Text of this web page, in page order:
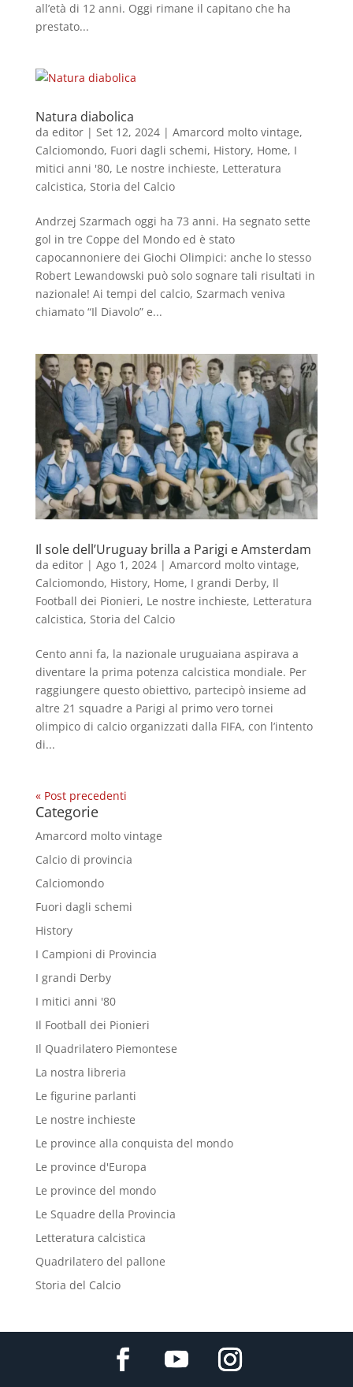
all’età di 12 anni. Oggi rimane il capitano che ha
prestato...
Natura diabolica
da editor| Set 12, 2024| Amarcord molto vintage,
Calciomondo, Fuori dagli schemi, History, Home, I
mitici anni '80, Le nostre inchieste, Letteratura
calcistica, Storia del Calcio
Andrzej Szarmach oggi ha 73 anni. Ha segnato sette
gol in tre Coppe del Mondo ed è stato
capocannoniere dei Giochi Olimpici: anche lo stesso
Robert Lewandowski può solo sognare tali risultati in
nazionale! Ai tempi del calcio, Szarmach veniva
chiamato “Il Diavolo” e...
Il sole dell’Uruguay brilla a Parigi e Amsterdam
da editor| Ago 1, 2024| Amarcord molto vintage,
Calciomondo, History, Home, I grandi Derby, Il
Football dei Pionieri, Le nostre inchieste, Letteratura
calcistica, Storia del Calcio
Cento anni fa, la nazionale uruguaiana aspirava a
diventare la prima potenza calcistica mondiale. Per
raggiungere questo obiettivo, partecipò insieme ad
altre 21 squadre a Parigi al primo vero tornei
olimpico di calcio organizzati dalla FIFA, con l’intento
di...
« Post precedenti
Categorie
Amarcord molto vintage
Calcio di provincia
Calciomondo
Fuori dagli schemi
History
I Campioni di Provincia
I grandi Derby
I mitici anni '80
Il Football dei Pionieri
Il Quadrilatero Piemontese
La nostra libreria
Le figurine parlanti
Le nostre inchieste
Le province alla conquista del mondo
Le province d'Europa
Le province del mondo
Le Squadre della Provincia
Letteratura calcistica
Quadrilatero del pallone
Storia del Calcio